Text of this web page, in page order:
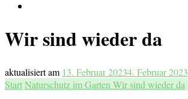
Wir sind wieder da
aktualisiert am 13. Februar 20234. Februar 2023
StartNaturschutz im Garten Wir sind wieder da